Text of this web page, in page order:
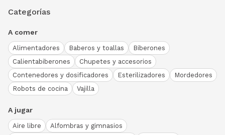
Categorías
A comer
Alimentadores Baberos y toallas
Biberones
Calientabiberones
Chupetes y accesorios
Contenedores y dosificadores
Esterilizadores
Mordedores
Robots de cocina
Vajilla
A jugar
Aire libre
Alfombras y gimnasios